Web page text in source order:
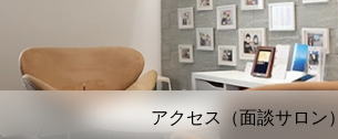
アクセス（面談サロン）